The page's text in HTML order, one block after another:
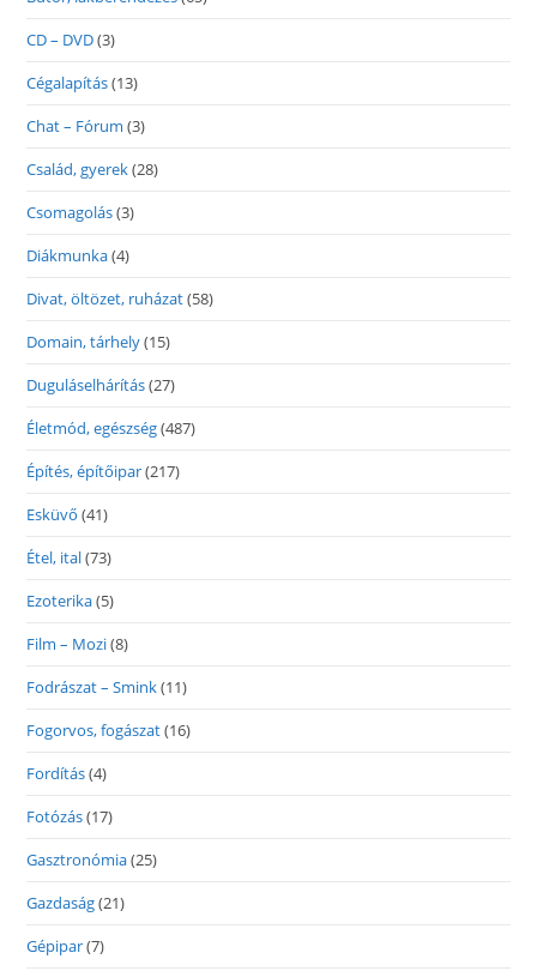
CD – DVD(3)
Cégalapítás(13)
Chat – Fórum (3)
Család, gyerek(28)
Csomagolás(3)
Diákmunka(4)
Divat, öltözet, ruházat(58)
Domain, tárhely(15)
Duguláselhárítás(27)
Életmód, egészség(487)
Építés, építőipar(217)
Esküvő (41)
Étel, ital(73)
Ezoterika(5)
Film – Mozi(8)
Fodrászat – Smink(11)
Fogorvos, fogászat(16)
Fordítás(4)
Fotózás(17)
Gasztronómia(25)
Gazdaság(21)
Gépipar(7)